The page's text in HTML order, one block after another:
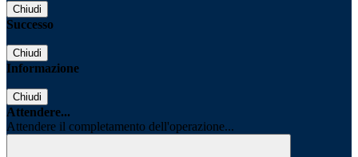
Chiudi
Successo
Chiudi
Informazione
Chiudi
Attendere...
Attendere il completamento dell'operazione...